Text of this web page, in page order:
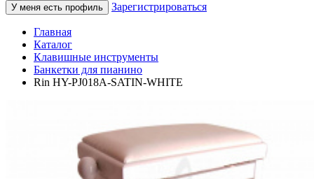
У меня есть профиль
Зарегистрироваться
Главная
Каталог
Клавишные инструменты
Банкетки для пианино
Rin HY-PJ018A-SATIN-WHITE